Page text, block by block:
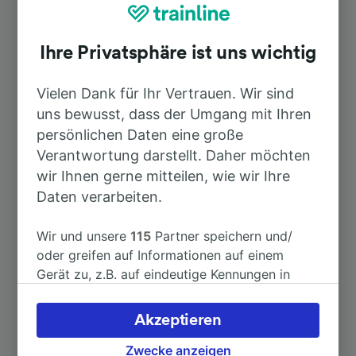
Top Strecken ab Neuenkirchen
Dauer
Nach Bremen Hbf
Nach Münster (Westf) Hbf 1h 8min
Nach Osnabrück Hbf 33min
Nach Amsterdam-Centraal 3h 56min
Ihre Privatsphäre ist uns wichtig
Vielen Dank für Ihr Vertrauen. Wir sind
uns bewusst, dass der Umgang mit Ihren
persönlichen Daten eine große
Verantwortung darstellt. Daher möchten
wir Ihnen gerne mitteilen, wie wir Ihre
Daten verarbeiten.
Wir und unsere115 Partner speichern und/
oder greifen auf Informationen auf einem
Gerät zu, z.B. auf eindeutige Kennungen in
verarbeiten. Sie können Ihre Präferenzen
akzeptieren oder verwalten, einschließlich
Ihres Widerspruchsrechts bei berechtigtem
Zwecke anzeigen
Akzeptieren